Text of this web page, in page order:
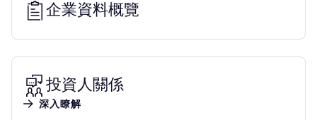
企業資料概覽
投資人關係
深入瞭解